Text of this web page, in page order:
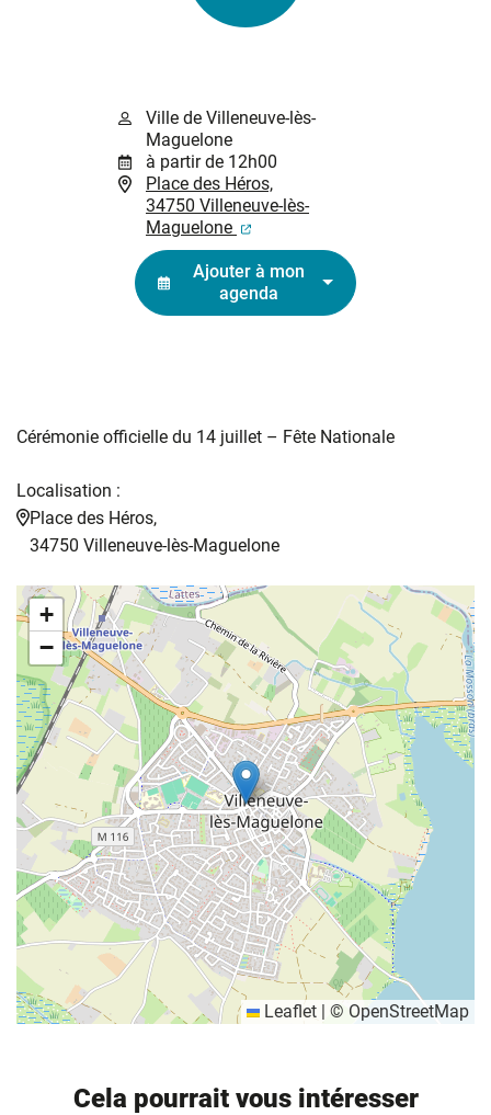
Ville de Villeneuve-lès-
Maguelone
à partir de 12h00
Place des Héros,
34750 Villeneuve-lès-
Maguelone
(ouverture dans un nouvel
Ajouter à mon
agenda
Cérémonie officielle du 14 juillet – Fête Nationale
Localisation :
Place des Héros,
34750 Villeneuve-lès-Maguelone
+
−
Leaflet | © OpenStreetMap
Cela pourrait vous intéresser